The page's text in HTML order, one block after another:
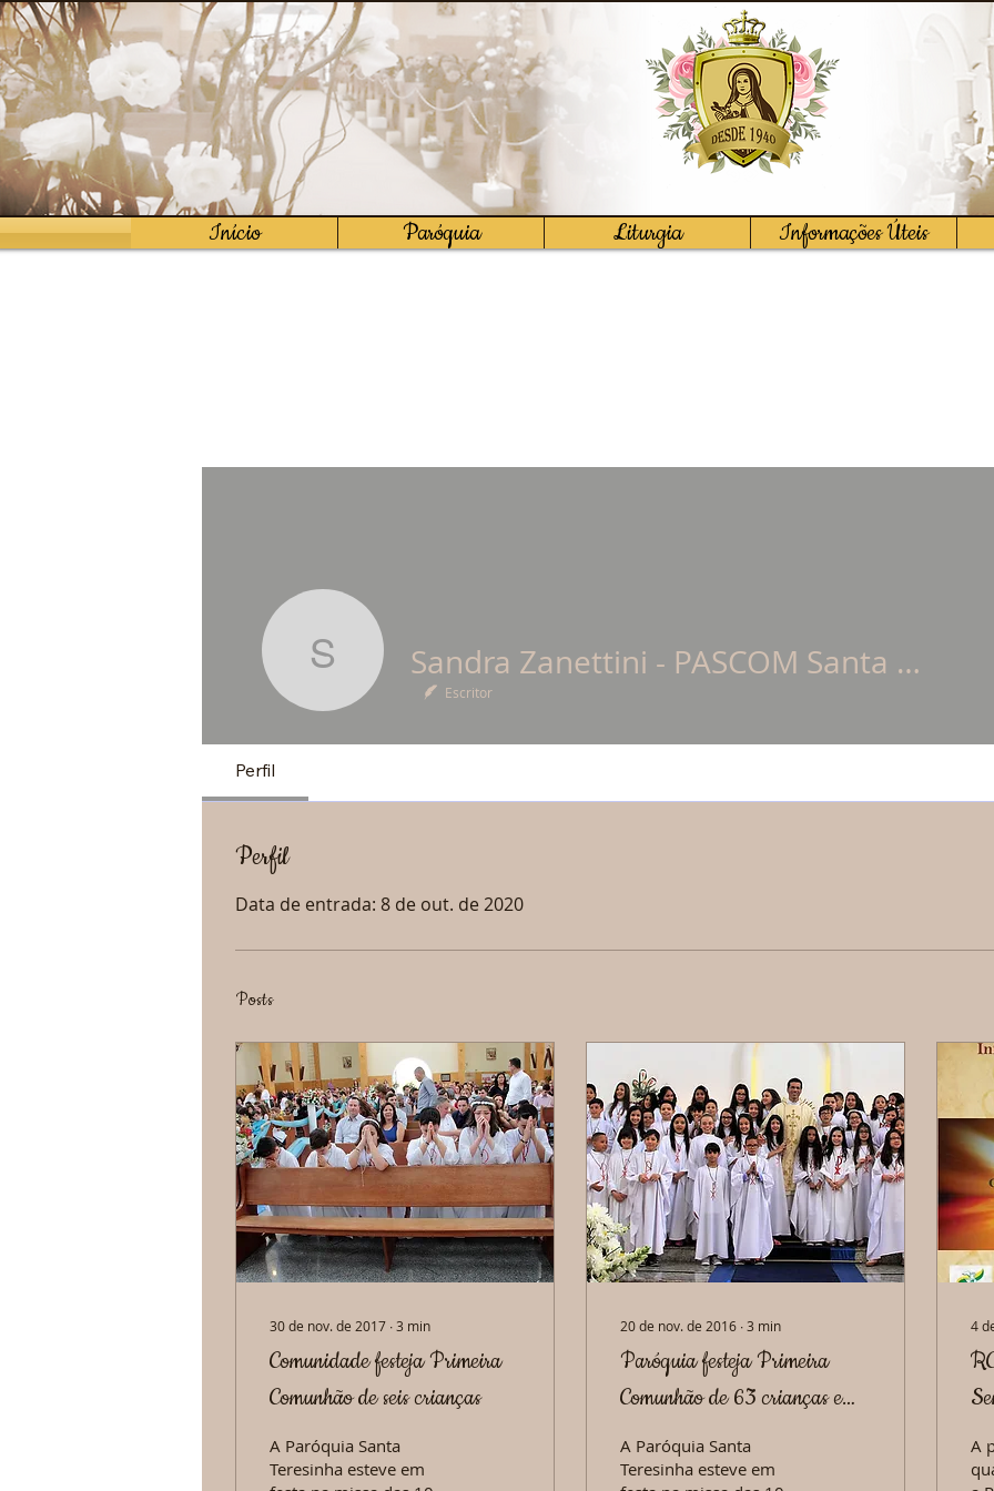
Início Paróquia Liturgia Informações Úteis
Sandra Zanettini - PASCOM Santa
Sandra Zanettini - PASCOM Santa Teresinha
Escritor
Perfil
Perfil
Data de entrada: 8 de out. de 2020
Posts
30 de nov. de 2017 ∙3 min
Comunidade festeja Primeira
Comunhão de seis crianças
A Paróquia Santa
Teresinha esteve em
20 de nov. de 2016 ∙3 min
Paróquia festeja Primeira
Comunhão de 63 crianças e
jovens
A Paróquia Santa
Teresinha esteve em
4
A